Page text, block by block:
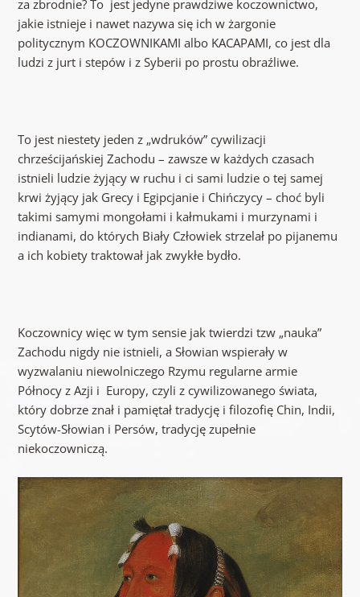
za zbrodnie? To jest jedyne prawdziwe koczownictwo,
jakie istnieje i nawet nazywa się ich w żargonie
politycznym KOCZOWNIKAMI albo KACAPAMI, co jest dla
ludzi z jurt i stepów i z Syberii po prostu obraźliwe.
To jest niestety jeden z „wdruków” cywilizacji
chrześcijańskiej Zachodu – zawsze w każdych czasach
istnieli ludzie żyjący w ruchu i ci sami ludzie o tej samej
krwi żyjący jak Grecy i Egipcjanie i Chińczycy – choć byli
takimi samymi mongołami i kałmukami i murzynami i
indianami, do których Biały Człowiek strzelał po pijanemu
a ich kobiety traktował jak zwykłe bydło.
Koczownicy więc w tym sensie jak twierdzi tzw „nauka”
Zachodu nigdy nie istnieli, a Słowian wspierały w
wyzwalaniu niewolniczego Rzymu regularne armie
Północy z Azji i Europy, czyli z cywilizowanego świata,
który dobrze znał i pamiętał tradycję i filozofię Chin, Indii,
Scytów-Słowian i Persów, tradycję zupełnie
niekoczowniczą.